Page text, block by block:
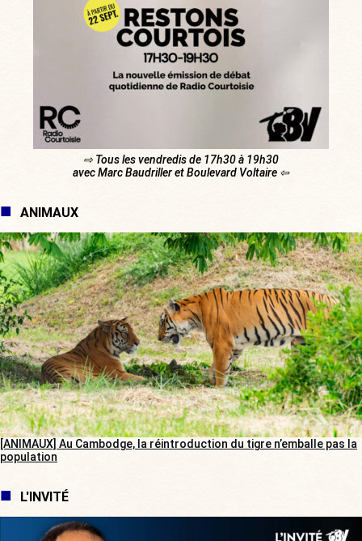
⇨ Tous les vendredis de 17h30 à 19h30
avec Marc Baudriller et Boulevard Voltaire ⇦
ANIMAUX
[ANIMAUX] Au Cambodge, la réintroduction du tigre n’emballe pas la
population
L'INVITÉ